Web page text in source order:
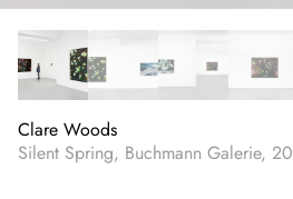
Clare Woods
Silent Spring, Buchmann Galerie,